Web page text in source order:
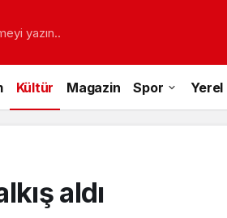
yazın..
Kültür Magazin Spor Yerel
aldı